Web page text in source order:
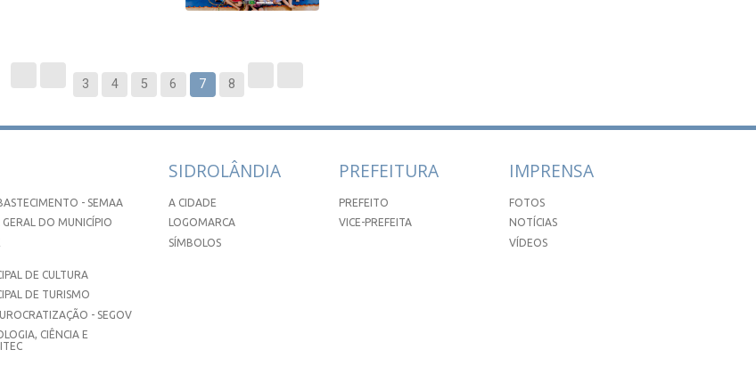
3 4 5 6 7 8
- SEMAA
DO MUNICÍPIO
DE CULTURA
DE TURISMO
- SEGOV
CIÊNCIA E
SIDROLÂNDIA
A CIDADE
LOGOMARCA
SÍMBOLOS
PREFEITURA
PREFEITO
VICE-PREFEITA
IMPRENSA
FOTOS
NOTÍCIAS
VÍDEOS